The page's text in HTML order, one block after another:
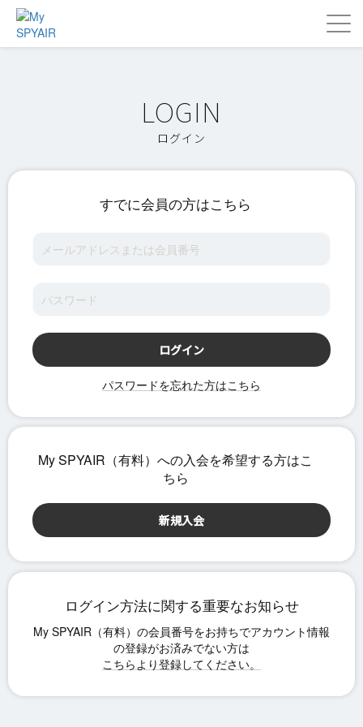
ログイン
すでに会員の方はこちら
パスワードを忘れた方はこちら
ログイン方法に関する重要なお知らせ
こちらより登録してください。